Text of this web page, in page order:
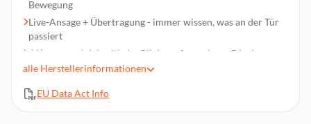
Bewegung
Live-Ansage + Übertragung - immer wissen, was an der Tür
passiert
4 Kameras gleichzeitig im Blick - auf nur einem Display
Tägliche Berichte dank KI: Gesichtserkennung & Paket-
8 Zoll Touchscreen - einfach bedienbar für alle
Generationen
alle Herstellerinformationen
EU Data Act Info